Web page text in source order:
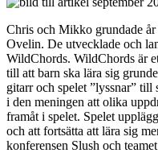
Chris och Mikko grundade år
Ovelin. De utvecklade och
WildChords. WildChords är
till att barn ska lära sig
gitarr och spelet ”lyssnar”
i den meningen att olika
framåt i spelet. Spelet
och att fortsätta att lära sig
konferensen Slush och